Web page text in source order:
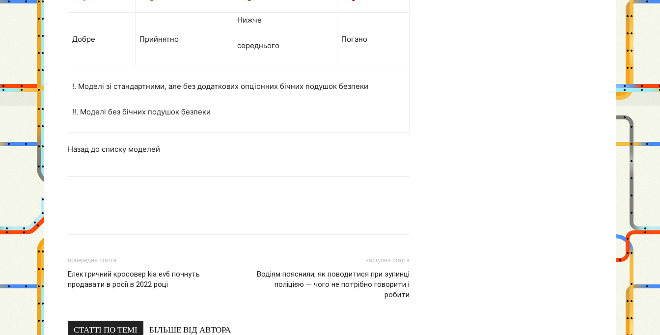
Добре Прийнятно
Нижче
середнього
Погано
!. Моделі зі стандартними, але без додаткових опціонних бічних подушок безпеки
!!. Моделі без бічних подушок безпеки
Назад до списку моделей
попередня стаття
Електричний кросовер kia ev6 почнуть
продавати в росії в 2022 році
наступна стаття
Водіям пояснили, як поводитися при зупинці
поліцією — чого не потрібно говорити і
робити
СТАТТІ ПО ТЕМІ БІЛЬШЕ ВІД АВТОРА